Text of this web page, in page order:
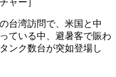
台湾訪問で、米国と中
ている中、避暑客で賑わ
ンク数台が突如登場し